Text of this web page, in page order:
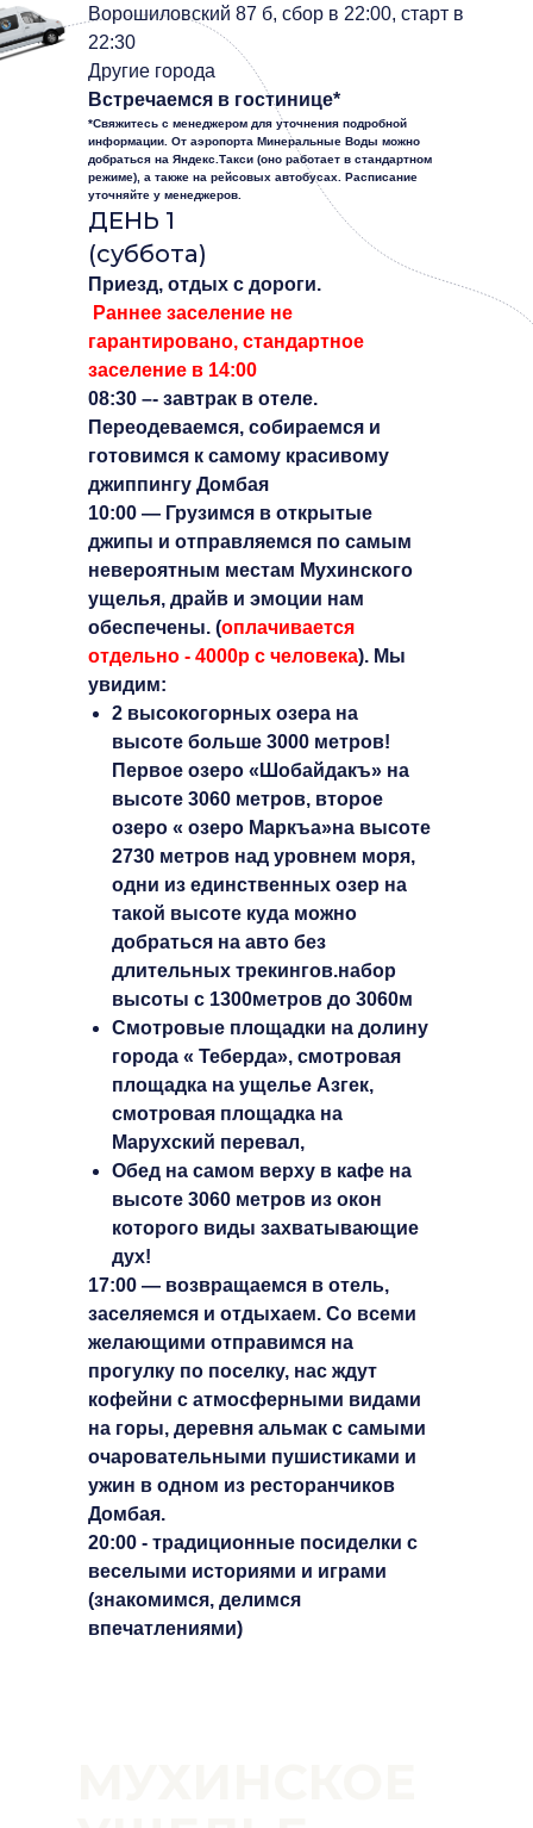
Ворошиловский 87 б, сбор в 22:00, старт в
22:30
Другие города
Встречаемся в гостинице*
*Свяжитесь с менеджером для уточнения подробной
информации. От аэропорта Минеральные Воды можно
добраться на Яндекс.Такси (оно работает в стандартном
режиме), а также на рейсовых автобусах. Расписание
уточняйте у менеджеров.
ДЕНЬ 1
(суббота)
Приезд, отдых с дороги.
Раннее заселение не
гарантировано, стандартное
заселение в 14:00
08:30 –- завтрак в отеле.
Переодеваемся, собираемся и
готовимся к самому красивому
джиппингу Домбая
10:00 — Грузимся в открытые
джипы и отправляемся по самым
невероятным местам Мухинского
ущелья, драйв и эмоции нам
обеспечены. (оплачивается
отдельно - 4000р с человека). Мы
увидим:
2 высокогорных озера на
высоте больше 3000 метров!
Первое озеро «Шобайдакъ» на
высоте 3060 метров, второе
озеро « озеро Маркъа»на высоте
2730 метров над уровнем моря,
одни из единственных озер на
такой высоте куда можно
добраться на авто без
длительных трекингов.набор
высоты с 1300метров до 3060м
Смотровые площадки на долину
города « Теберда», смотровая
площадка на ущелье Азгек,
смотровая площадка на
Марухский перевал,
Обед на самом верху в кафе на
высоте 3060 метров из окон
которого виды захватывающие
дух!
17:00 — возвращаемся в отель,
заселяемся и отдыхаем. Со всеми
желающими отправимся на
прогулку по поселку, нас ждут
кофейни с атмосферными видами
на горы, деревня альмак с самыми
очаровательными пушистиками и
ужин в одном из ресторанчиков
Домбая.
20:00 - традиционные посиделки с
веселыми историями и играми
(знакомимся, делимся
впечатлениями)